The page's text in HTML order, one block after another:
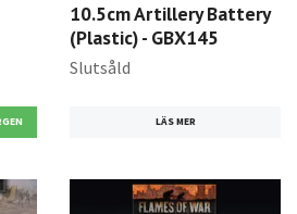
10.5cm Artillery Battery
(Plastic) - GBX145
Slutsåld
LÄS MER